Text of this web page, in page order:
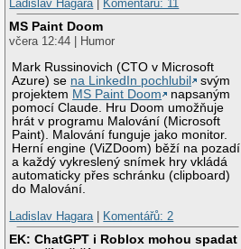
Ladislav Hagara
Komentářů: 11
MS Paint Doom
včera 12:44 | Humor
Mark Russinovich (CTO v Microsoft
Azure) se na LinkedIn pochlubil
svým
projektem MS Paint Doom
napsaným
pomocí Claude. Hru Doom umožňuje
hrát v programu Malování (Microsoft
Paint). Malování funguje jako monitor.
Herní engine (ViZDoom) běží na pozadí
a každý vykreslený snímek hry vkládá
automaticky přes schránku (clipboard)
do Malování.
Ladislav Hagara
Komentářů: 2
EK: ChatGPT i Roblox mohou spadat